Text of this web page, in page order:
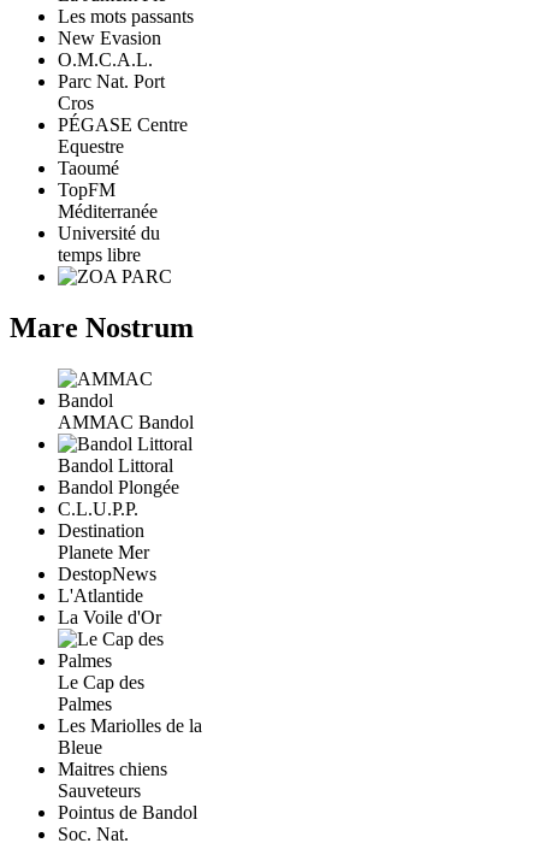
Les mots passants
New Evasion
O.M.C.A.L.
Parc Nat. Port
Cros
PÉGASE Centre
Equestre
Taoumé
TopFM
Méditerranée
Université du
temps libre
Mare Nostrum
AMMAC Bandol
Bandol Littoral
Bandol Plongée
C.L.U.P.P.
Destination
Planete Mer
DestopNews
L'Atlantide
La Voile d'Or
Le Cap des
Palmes
Les Mariolles de la
Bleue
Maitres chiens
Sauveteurs
Pointus de Bandol
Soc. Nat.